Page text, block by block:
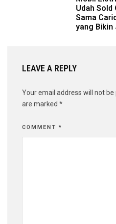
Udah Sold
Sama
yang Bikin
LEAVE A REPLY
Your email address will not be
are marked *
COMMENT *